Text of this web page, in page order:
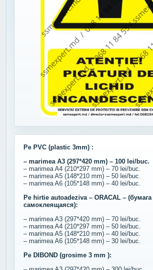
Pe PVC (plastic 3mm) :
– marimea A3 (297*420 mm) – 100 lei/buc.
– marimea A4 (210*297 mm) – 70 lei/buc.
– marimea A5 (148*210 mm) – 50 lei/buc.
– marimea A6 (105*148 mm) – 40 lei/buc.
Pe hirtie autoadeziva – ORACAL – (бумага
самоклеящаяся):
– marimea A3 (297*420 mm) – 70 lei/buc.
– marimea A4 (210*297 mm) – 50 lei/buc.
– marimea A5 (148*210 mm) – 40 lei/buc.
– marimea A6 (105*148 mm) – 30 lei/buc.
Pe DIBOND (grosime 3 mm ):